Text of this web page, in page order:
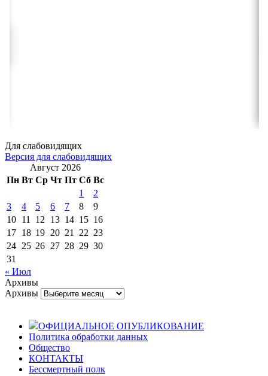
Для слабовидящих
Версия для слабовидящих
Август 2026
Пн Вт Ср Чт Пт Сб Вс
1
2
3
4 5 6 7 8
9
10 11 12 13 14 15 16
17 18 19 20 21 22 23
24 25 26 27 28 29 30
31
« Июл
Архивы
Архивы
ОФИЦИАЛЬНОЕ ОПУБЛИКОВАНИЕ
Политика обработки данных
Общество
КОНТАКТЫ
Бессмертный полк